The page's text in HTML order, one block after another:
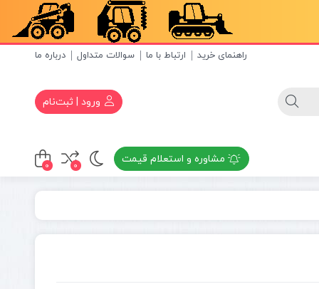
راهنمای خرید ارتباط با ما سوالات متداول درباره ما
ورود | ثبت‌نام
مشاوره و استعلام قیمت 0
0